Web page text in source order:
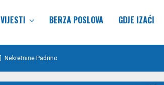
VIJESTI BERZA POSLOVA GDJE IZAĆI
Nekretnine Padrino